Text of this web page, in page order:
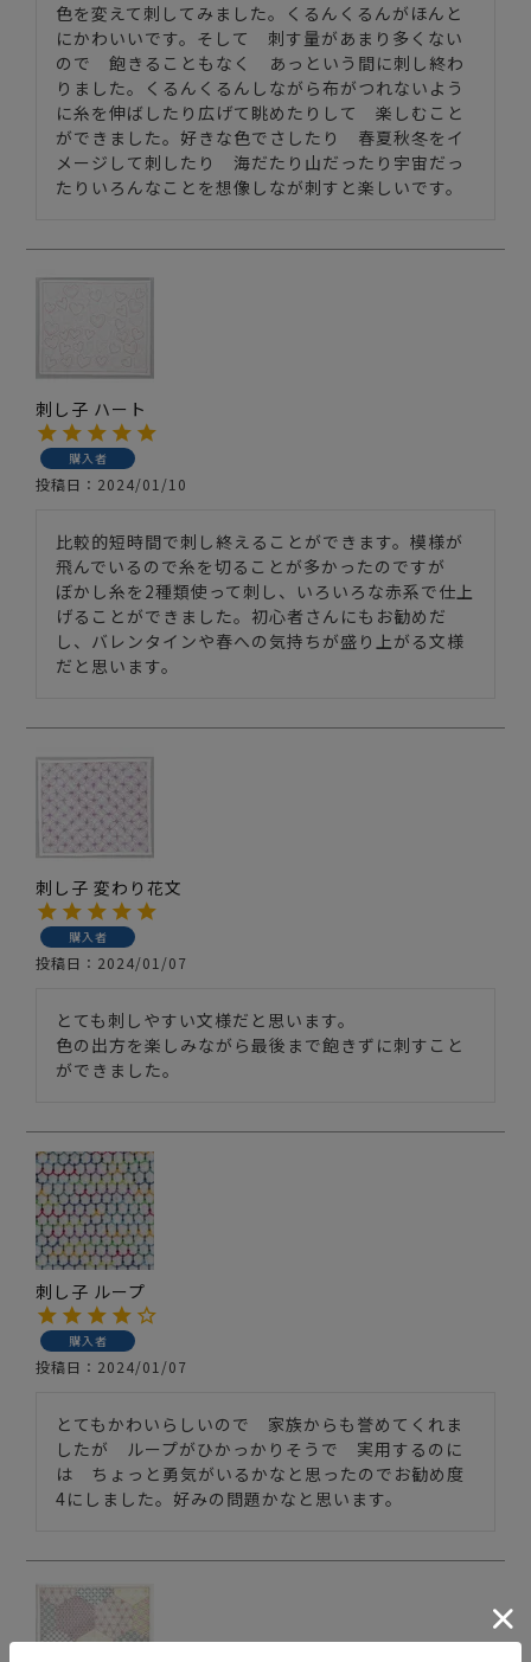
色を変えて刺してみました。くるんくるんがほんと
にかわいいです。そして　刺す量があまり多くない
ので　飽きることもなく　あっという間に刺し終わ
りました。くるんくるんしながら布がつれないよう
に糸を伸ばしたり広げて眺めたりして　楽しむこと
ができました。好きな色でさしたり　春夏秋冬をイ
メージして刺したり　海だたり山だったり宇宙だっ
たりいろんなことを想像しなが刺すと楽しいです。
刺し子 ハート
購入者
投稿日 2024/01/10
比較的短時間で刺し終えることができます。模様が
飛んでいるので糸を切ることが多かったのですが
ぼかし糸を2種類使って刺し、いろいろな赤系で仕上
げることができました。初心者さんにもお勧めだ
し、バレンタインや春への気持ちが盛り上がる文様
だと思います。
刺し子 変わり花文
購入者
投稿日 2024/01/07
とても刺しやすい文様だと思います。
色の出方を楽しみながら最後まで飽きずに刺すこと
刺し子 ループ
購入者
投稿日 2024/01/07
とてもかわいらしいので　家族からも誉めてくれま
したが　ループがひかっかりそうで　実用するのに
は　ちょっと勇気がいるかなと思ったのでお勧め度
4にしました。好みの問題かなと思います。